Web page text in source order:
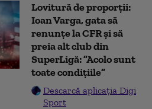
Lovitură de proporții:
Ioan Varga, gata să
renunțe la CFR și să
preia alt club din
SuperLigă: ”Acolo sunt
toate condițiile”
Descarcă aplicația Digi
Sport